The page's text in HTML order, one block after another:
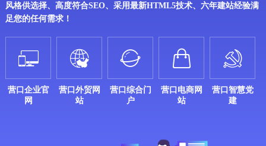
风格供选择、高度符合SEO、采用最新HTML5技术、六年建站经验满
足您的任何需求！

营口企业官
网

营口外贸网
站

营口综合门
户

营口电商网
站

营口智慧党
建